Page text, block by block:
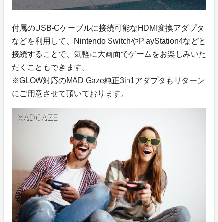
付属のUSB-Cケーブルに接続可能なHDMI変換アダプタ
などを利用して、Nintendo SwitchやPlayStation4などと
接続することで、気軽に大画面でゲームをお楽しみいた
だくこともできます。
※GLOW対応のMAD Gaze純正3in1アダプタもリターン
にご用意させて頂いております。